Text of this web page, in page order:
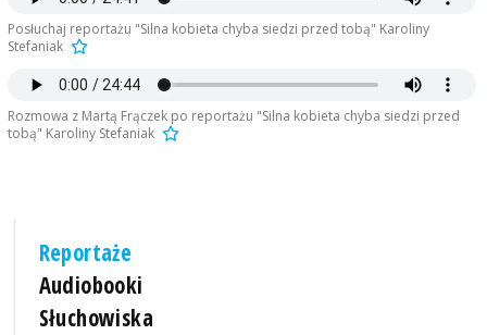
Posłuchaj reportażu "Silna kobieta chyba siedzi przed tobą" Karoliny
Stefaniak
Rozmowa z Martą Frączek po reportażu "Silna kobieta chyba siedzi przed
tobą" Karoliny Stefaniak
Reportaże
Audiobooki
Słuchowiska